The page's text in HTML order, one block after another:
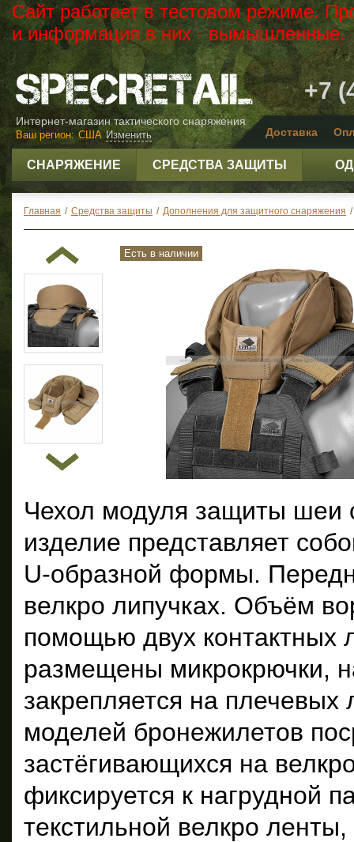
Сайт работает в тестовом режиме.
и информация в них - вымышленные.
Интернет-магазин тактического снаряжения
+7
Доставка
Изменить
Ваш регион: США
СНАРЯЖЕНИЕ СРЕДСТВА ЗАЩИТЫ
Главная / Средства защиты / Дополнения для защитного снаряжения /
Есть в наличии
Чехол модуля защиты шеи
изделие представляет
U-образной формы.
велкро липучках. Объём
помощью двух контактных
размещены микрокрючки,
закрепляется на
моделей бронежилетов
застёгивающихся на
фиксируется к нагрудной
текстильной велкро